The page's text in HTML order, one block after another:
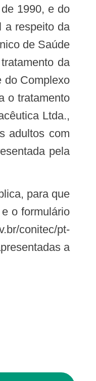
1990, e do
a respeito da
de Saúde
da
do Complexo
o tratamento
Ltda.,
adultos com
pela
o formulário
conitec/pt-
a